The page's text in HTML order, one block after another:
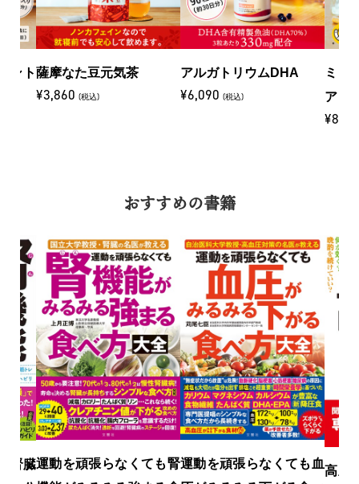
ント薩摩なた豆元気茶
¥3,860 (税込)
アルガトリウムDHA
¥6,090 (税込)
ミミ
アミ
おすすめの書籍
腎臓運動を頑張らなくても腎運動を頑張らなくても血
高血